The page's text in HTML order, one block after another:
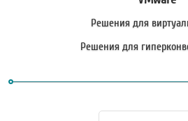
Решения для
Решения для